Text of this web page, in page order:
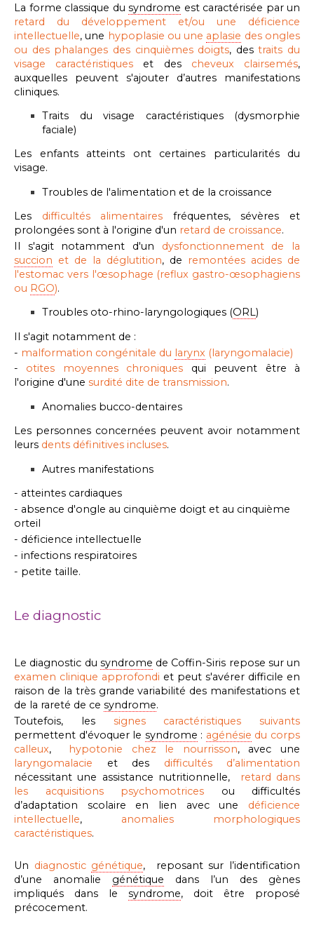
La forme classique du syndrome est caractérisée par un
retard du développement et/ou une déficience
intellectuelle, une hypoplasie ou une aplasie des ongles
ou des phalanges des cinquièmes doigts, destraits du
visage caractéristiques et des cheveux clairsemés,
auxquelles peuvent s'ajouter
d’autres manifestations
cliniques.
Traits du visage caractéristiques (dysmorphie
faciale)
Les enfants atteints ont certaines particularités du
visage.
Troubles de l'alimentation et de la croissance
Les difficultés alimentaires fréquentes, sévères et
prolongées sont à l'origine d'un retard de croissance.
Il s'agit notamment d'un dysfonctionnement de la
succion et de la déglutition, de remontées acides de
l'estomac vers l'œsophage (reflux gastro-œsophagiens
ou RGO).
Troubles oto-rhino-laryngologiques (ORL)
Il s'agit notamment de :
- malformation congénitale du larynx (laryngomalacie)
- otites moyennes chroniques qui peuvent être à
l'origine d'une surdité dite de transmission.
Anomalies bucco-dentaires
Les personnes concernées peuvent avoir notamment
leurs dents définitives incluses.
Autres manifestations
- atteintes cardiaques
- absence d'ongle au cinquième doigt et au cinquième
orteil
- déficience intellectuelle
- infections respiratoires
- petite taille.
Le diagnostic
Le diagnostic du syndrome de Coffin-Siris repose sur un
examen clinique approfondi et peut s'avérer difficile en
raison de la très grande variabilité des manifestations et
de la rareté de ce syndrome.
Toutefois, les signes caractéristiques suivants
permettent d'évoquer le syndrome : agénésie du corps
calleux, hypotonie chez le nourrisson, avec une
laryngomalacie et des difficultés d’alimentation
nécessitant une assistance nutritionnelle, retard dans
les acquisitions psychomotrices ou difficultés
d’adaptation scolaire en lien avec une déficience
intellectuelle, anomalies morphologiques
caractéristiques.
Un diagnostic génétique, reposant sur l’identification
d’une anomalie génétique dans l’un des gènes
impliqués dans le syndrome, doit être proposé
précocement.